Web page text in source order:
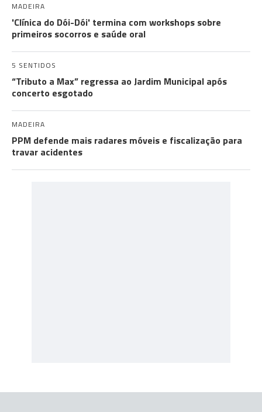
MADEIRA
'Clínica do Dói-Dói' termina com workshops sobre
primeiros socorros e saúde oral
5 SENTIDOS
“Tributo a Max” regressa ao Jardim Municipal após
concerto esgotado
MADEIRA
PPM defende mais radares móveis e fiscalização para
travar acidentes